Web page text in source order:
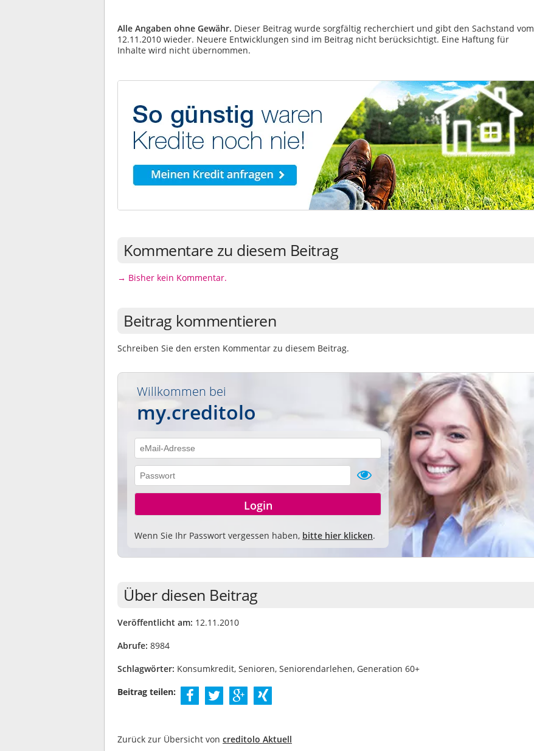
Alle Angaben ohne Gewähr. Dieser Beitrag wurde sorgfältig recherchiert und gibt den Sachstand vom
12.11.2010 wieder. Neuere Entwicklungen sind im Beitrag nicht berücksichtigt. Eine Haftung für
Inhalte wird nicht übernommen.
Kommentare zu diesem Beitrag
→ Bisher kein Kommentar.
Beitrag kommentieren
Schreiben Sie den ersten Kommentar zu diesem Beitrag.
Willkommen bei
my.creditolo
Wenn Sie Ihr Passwort vergessen haben, bitte hier klicken.
Über diesen Beitrag
Veröffentlicht am: 12.11.2010
Abrufe: 8984
Schlagwörter: Konsumkredit, Senioren, Seniorendarlehen, Generation 60+
Beitrag teilen:
Zurück zur Übersicht von creditolo Aktuell